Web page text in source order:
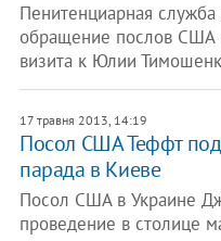
Пенитенциарная
обращение послов США
визита к Юлии
17 травня 2013, 14:19
Посол США Теффт
парада в Киеве
Посол США в Украине
проведение в столице